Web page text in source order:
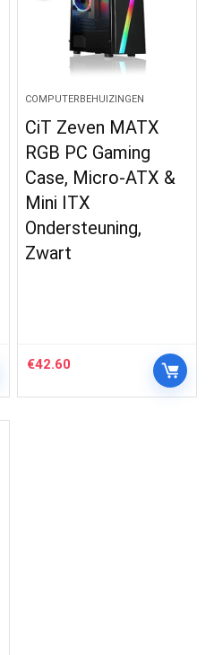
COMPUTERBEHUIZINGEN
CiT Zeven MATX
RGB PC Gaming
Case, Micro-ATX &
Mini ITX
Ondersteuning,
Zwart
€42.60